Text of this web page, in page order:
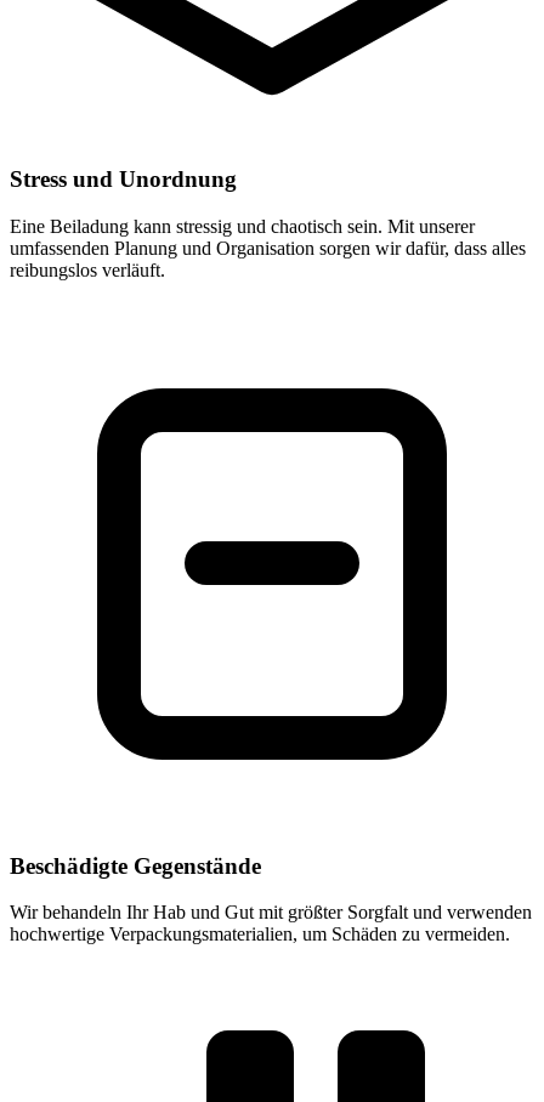
Stress und Unordnung
Eine Beiladung kann stressig und chaotisch sein. Mit unserer
umfassenden Planung und Organisation sorgen wir dafür, dass alles
reibungslos verläuft.
Beschädigte Gegenstände
Wir behandeln Ihr Hab und Gut mit größter Sorgfalt und verwenden
hochwertige Verpackungsmaterialien, um Schäden zu vermeiden.